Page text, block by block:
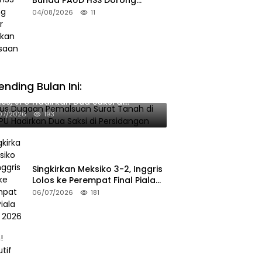
Pelajar Terapkan Kebiasaan
04/08/2026 11
Bulan Ini:
Dugaan Pemalsuan Surat Tanah
JPU Hadirkan Dua Saksi di
2026 193
Singkirkan Meksiko 3-2, Inggris
Lolos ke Perempat Final Piala
Dunia 2026
06/07/2026 181